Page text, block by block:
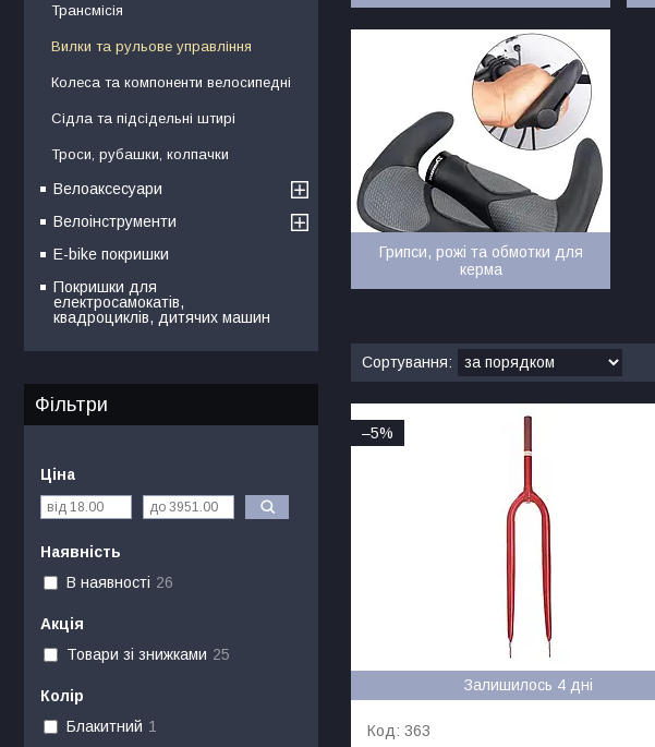
Грипси, рожі та обмотки для
керма
–5%
Залишилось 4 дні
363
Трансмісія
Вилки та рульове управління
Колеса та компоненти велосипедні
Сідла та підсідельні штирі
Троси, рубашки, колпачки
Велоаксесуари
Велоінструменти
E-bike покришки
Покришки для
електросамокатів,
квадроциклів, дитячих машин
Фільтри
Ціна
Наявність
В наявності 26
Акція
Товари зі знижками 25
Колір
Блакитний 1